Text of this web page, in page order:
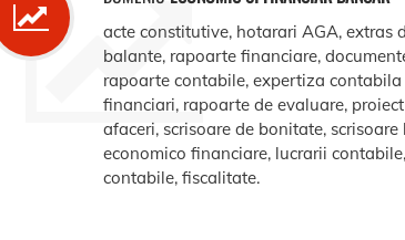
acte constitutive, hotarari AGA, extras
balante, rapoarte financiare,
rapoarte contabile, expertiza
financiari, rapoarte de evaluare,
afaceri, scrisoare de bonitate,
economico financiare, lucrarii
contabile, fiscalitate.